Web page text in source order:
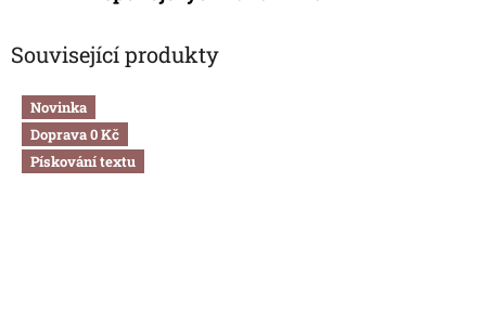
Související produkty
Novinka
Doprava 0 Kč
Pískování textu